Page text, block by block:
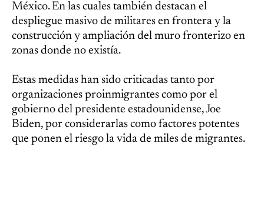
México. En las cuales también destacan el
despliegue masivo de militares en frontera y la
construcción y ampliación del muro fronterizo en
zonas donde no existía.
Estas medidas han sido criticadas tanto por
organizaciones proinmigrantes como por el
gobierno del presidente estadounidense, Joe
Biden, por considerarlas como factores potentes
que ponen el riesgo la vida de miles de migrantes.